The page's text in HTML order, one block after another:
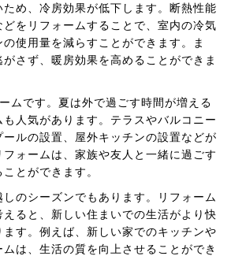
め、冷房効果が低下します。断熱性能
をリフォームすることで、室内の冷気
使用量を減らすことができます。ま
さず、暖房効果を高めることができま
ムです。夏は外で過ごす時間が増える
人気があります。テラスやバルコニー
ルの設置、屋外キッチンの設置などが
ォームは、家族や友人と一緒に過ごす
とができます。
のシーズンでもあります。リフォーム
えると、新しい住まいでの生活がより快
す。例えば、新しい家でのキッチンや
は、生活の質を向上させることができ